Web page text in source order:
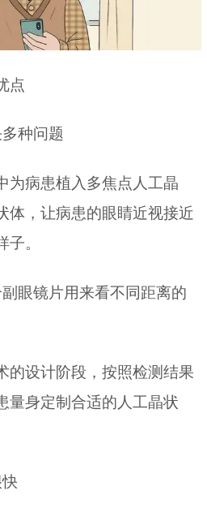
点
种问题
为病患植入多焦点人工晶
体，让病患的眼睛近视接近
。
眼镜片用来看不同距离的
的设计阶段，按照检测结果
量身定制合适的人工晶状